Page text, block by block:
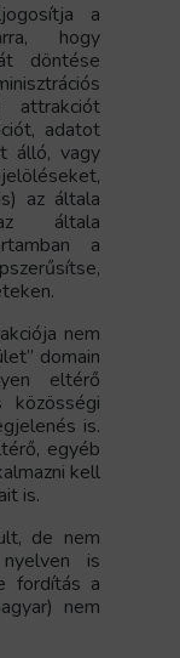
a
hogy
döntése
attrakciót
adatot
álló, vagy
az általa
általa
a
nem
domain
eltérő
is.
egyéb
kell
is.
de nem
is
fordítás a
nem